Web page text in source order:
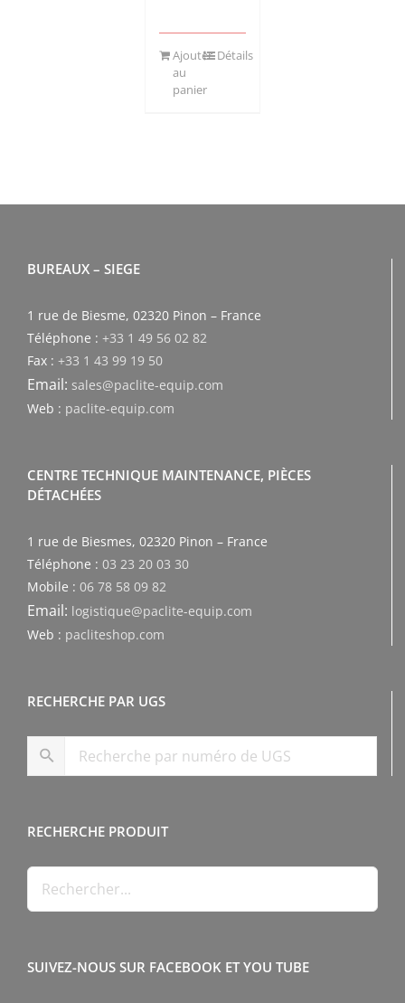
Ajouter
au
panier
Détails
BUREAUX – SIEGE
1 rue de Biesme, 02320 Pinon – France
Téléphone : +33 1 49 56 02 82
Fax : +33 1 43 99 19 50
Email: sales@paclite-equip.com
Web : paclite-equip.com
CENTRE TECHNIQUE MAINTENANCE, PIÈCES
DÉTACHÉES
1 rue de Biesmes, 02320 Pinon – France
Téléphone : 03 23 20 03 30
Mobile : 06 78 58 09 82
Email: logistique@paclite-equip.com
Web : pacliteshop.com
RECHERCHE PAR UGS
RECHERCHE PRODUIT
SUIVEZ-NOUS SUR FACEBOOK ET YOU TUBE